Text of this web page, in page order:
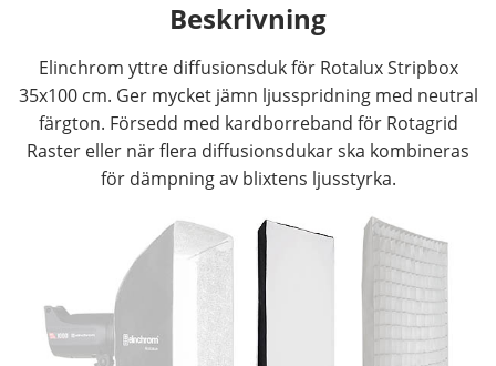
Beskrivning
Elinchrom yttre diffusionsduk för Rotalux Stripbox
35x100 cm. Ger mycket jämn ljusspridning med neutral
färgton. Försedd med kardborreband för Rotagrid
Raster eller när flera diffusionsdukar ska kombineras
för dämpning av blixtens ljusstyrka.